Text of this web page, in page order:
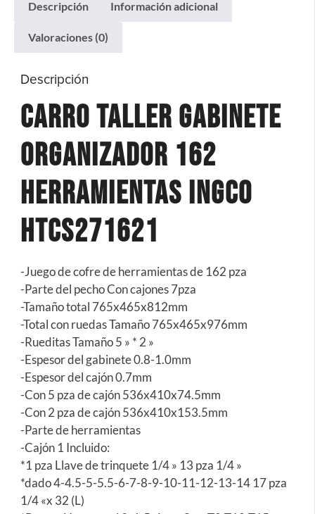
Descripción Información adicional
Valoraciones (0)
Descripción
Carro Taller Gabinete
Organizador 162
Herramientas Ingco
Htcs271621
-Juego de cofre de herramientas de 162 pza
-Parte del pecho Con cajones 7pza
-Tamaño total 765x465x812mm
-Total con ruedas Tamaño 765x465x976mm
-Rueditas Tamaño 5 » * 2 »
-Espesor del gabinete 0.8-1.0mm
-Espesor del cajón 0.7mm
-Con 5 pza de cajón 536x410x74.5mm
-Con 2 pza de cajón 536x410x153.5mm
-Parte de herramientas
-Cajón 1 Incluido:
*1 pza Llave de trinquete 1/4 » 13 pza 1/4 »
*dado 4-4.5-5-5.5-6-7-8-9-10-11-12-13-14 17 pza
1/4 «x 32 (L)